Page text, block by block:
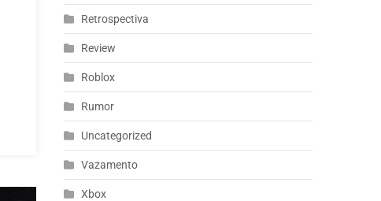
Retrospectiva
Review
Roblox
Rumor
Uncategorized
Vazamento
Xbox